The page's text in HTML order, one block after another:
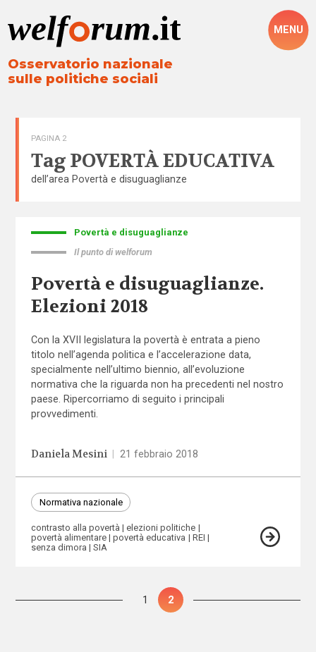
Osservatorio nazionale
sulle politiche sociali
MENU
PAGINA 2
Tag POVERTÀ EDUCATIVA
dell’area Povertà e disuguaglianze
Povertà e disuguaglianze
Il punto di welforum
Povertà e disuguaglianze.
Elezioni 2018
Con la XVII legislatura la povertà è entrata a pieno
titolo nell’agenda politica e l’accelerazione data,
specialmente nell’ultimo biennio, all’evoluzione
normativa che la riguarda non ha precedenti nel nostro
paese. Ripercorriamo di seguito i principali
provvedimenti.
Daniela Mesini 21 febbraio 2018
Normativa nazionale
contrasto alla povertà
elezioni politiche
povertà alimentare
povertà educativa
REI
senza dimora
SIA
PaginazionePagina
1 Pagina
2